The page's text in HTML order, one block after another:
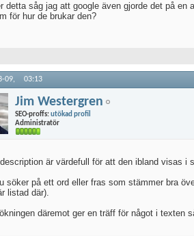
detta såg jag att google även gjorde det på
för hur de brukar den?
09, 03:13
Jim Westergren
SEO-proffs:utökad profil
Administratör
är värdefull för att den ibland visas i
söker på ett ord eller fras som stämmer bra
listad där).
däremot ger en träff för något i texten